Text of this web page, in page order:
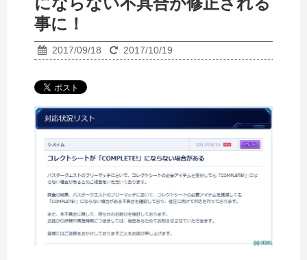
事に！
2017/09/18 2017/10/19